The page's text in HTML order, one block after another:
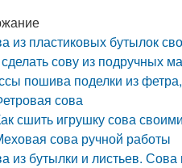
из пластиковых бутылок
сделать сову из подручных
пошива поделки из
сова
сшить игрушку сова
сова ручной работы
из бутылки и листьев.